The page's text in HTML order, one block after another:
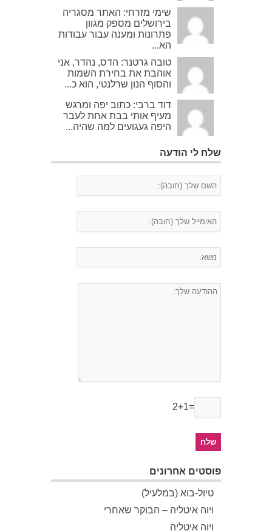
שימי מזרחי: האתר מסגריה
בירושלים מספק מגוון
פתרונות ומענה עבור עבודות
הא...
טובה גרטנר: הדס, נהדר, אני
אוהבת את בחירת השמות
והסוף הנון שרלנטי, הוא כ...
דוד ברבי: כתוב יפה ומרגש
מעיף אותי בבת אחת לעבר
היפה געגועים למה שהיה...
שלח לי הודעה
2+1=
פוסטים אחרונים
טיול-בוא (במלעיל)
ויוה איטליה – הבוקר שאחרי
ויוה איטליה